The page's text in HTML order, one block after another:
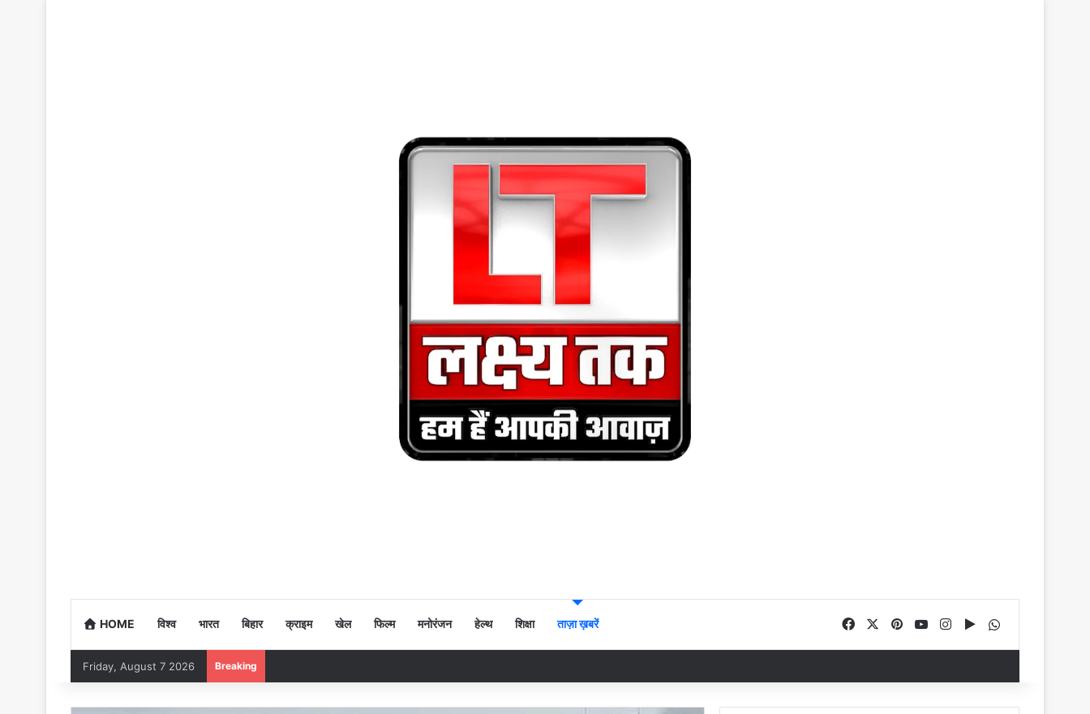
HOME विश्व भारत बिहार क्राइम खेल फिल्म मनोरंजन हेल्थ शिक्षा ताज़ा ख़बरें FacebookPinterestYouTubeInstagram
Google Play
Friday, August 7 2026 Breaking